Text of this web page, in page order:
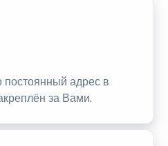
адрес в
за Вами.